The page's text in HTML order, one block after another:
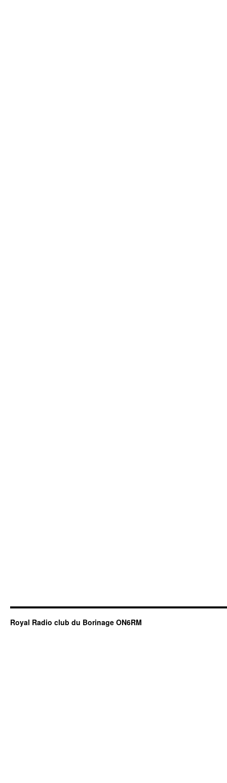
Royal Radio club du Borinage ON6RM